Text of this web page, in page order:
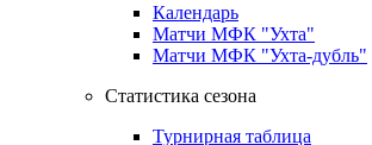
Календарь
Матчи МФК "Ухта"
Матчи МФК "Ухта-дубль"
Статистика сезона
Турнирная таблица